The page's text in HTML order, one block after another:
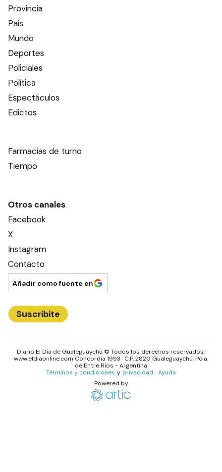
Provincia
País
Mundo
Deportes
Policiales
Política
Espectáculos
Edictos
Farmacias de turno
Tiempo
Otros canales
Facebook
X
Instagram
Contacto
Añadir como fuente en
Suscribite
Diario El Día de Gualeguaychú © Todos los derechos reservados.·
www.eldiaonline.com Concordia 1993 · C.P.2820 Gualeguaychú, Pcia.
deEntre Ríos - Argentina
Términos y condiciones y privacidad · Ayuda
Powered by